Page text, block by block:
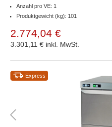
Anzahl pro VE: 1
Produktgewicht (kg): 101
2.774,04 €
3.301,11 € inkl. MwSt.
Express